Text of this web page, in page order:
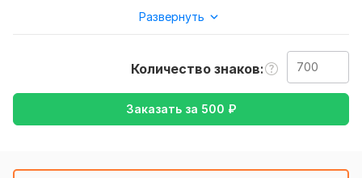
также уточнение моей работы-перевод с английского на
русский , либо же с русского на английский
Тематика:
Красота и мода,
Медицина и здоровье,
Образование и наука,
Язык перевода:
Развернуть
Количество знаков
Заказать за 500 ₽